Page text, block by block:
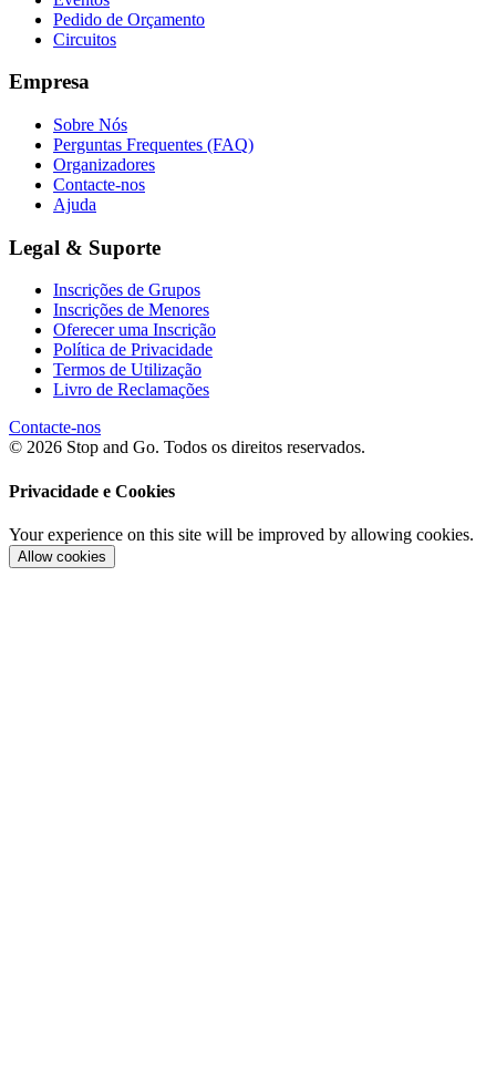
Pedido de Orçamento
Circuitos
Empresa
Sobre Nós
Perguntas Frequentes (FAQ)
Organizadores
Contacte-nos
Ajuda
Legal & Suporte
Inscrições de Grupos
Inscrições de Menores
Oferecer uma Inscrição
Política de Privacidade
Termos de Utilização
Livro de Reclamações
Contacte-nos
© 2026 Stop and Go. Todos os direitos reservados.
Privacidade e Cookies
Your experience on this site will be improved by allowing cookies.
Allow cookies